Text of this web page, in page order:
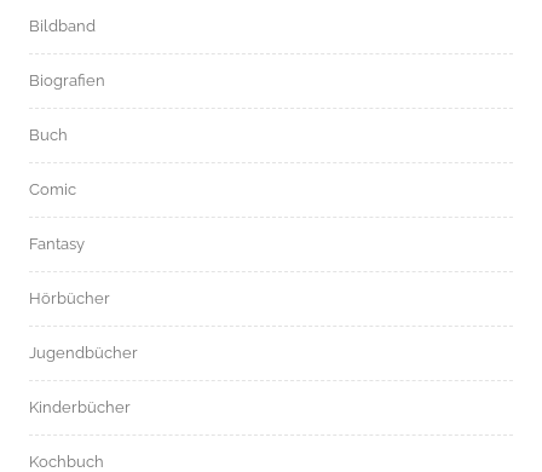
Bildband
Biografien
Buch
Comic
Fantasy
Hörbücher
Jugendbücher
Kinderbücher
Kochbuch